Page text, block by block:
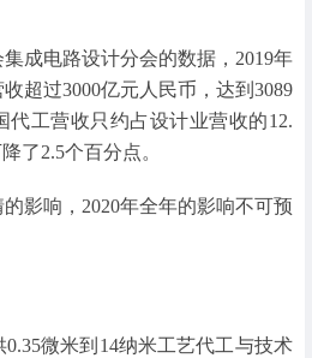
成电路设计分会的数据，2019年
超过3000亿元人民币，达到3089
代工营收只约占设计业营收的12.
了2.5个百分点。
影响，2020年全年的影响不可预
微米到14纳米工艺代工与技术